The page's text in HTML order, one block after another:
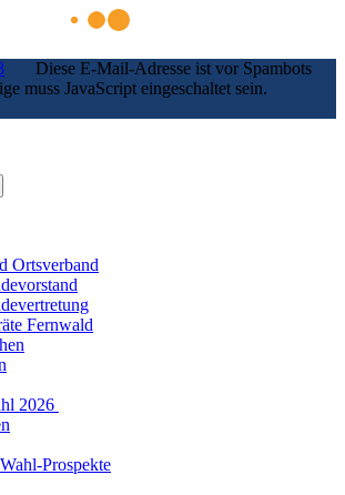
Diese E-Mail-Adresse ist vor Spambots
muss JavaScript eingeschaltet sein.
Ortsverband
Fernwald
2026
Prospekte